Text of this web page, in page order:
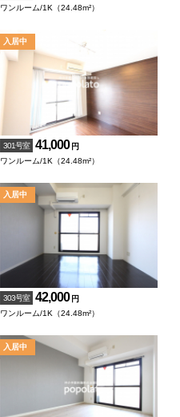
ワンルーム/1K（24.48m²）
301号室 41,000 円
ワンルーム/1K（24.48m²）
303号室 42,000 円
ワンルーム/1K（24.48m²）